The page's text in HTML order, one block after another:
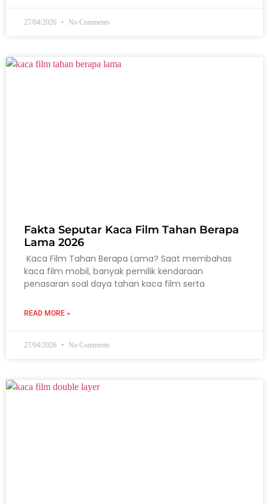
27/04/2026 No Comments
Fakta Seputar Kaca Film Tahan Berapa
Lama 2026
Kaca Film Tahan Berapa Lama? Saat membahas
kaca film mobil, banyak pemilik kendaraan
penasaran soal daya tahan kaca film serta
READ MORE »
27/04/2026 No Comments